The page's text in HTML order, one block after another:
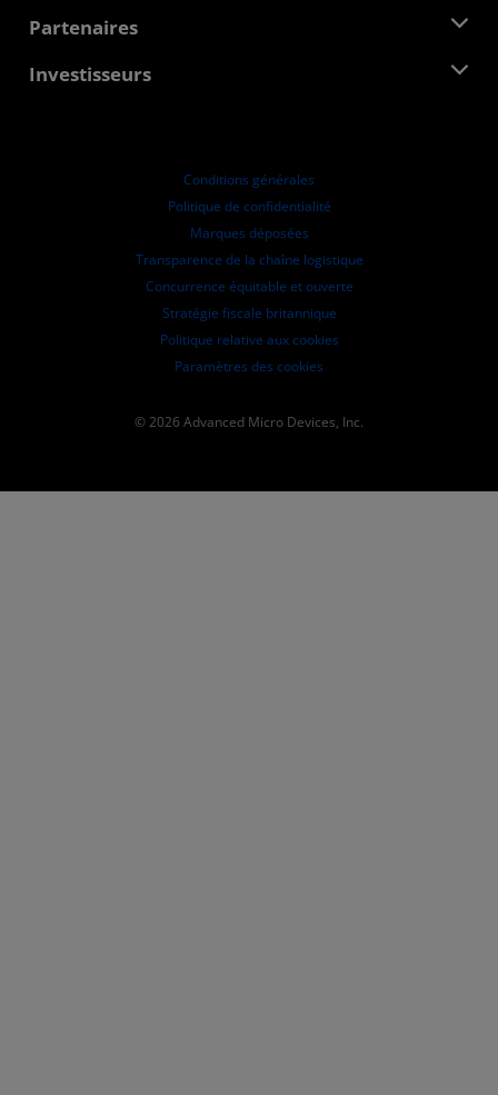
Carrières
Nous contacter
Médiathèque
Centre pour les développeurs
Études de cas
Partenaires
Hub partenaires AMD
Investisseurs
Conseil d'administration
Documents de gouvernance
Dépôts auprès de la SEC
Conditions générales
Politique de confidentialité
Marques déposées
Transparence de la chaîne logistique
Concurrence équitable et ouverte
Stratégie fiscale britannique
Politique relative aux cookies
Paramètres des cookies
© 2026 Advanced Micro Devices, Inc.